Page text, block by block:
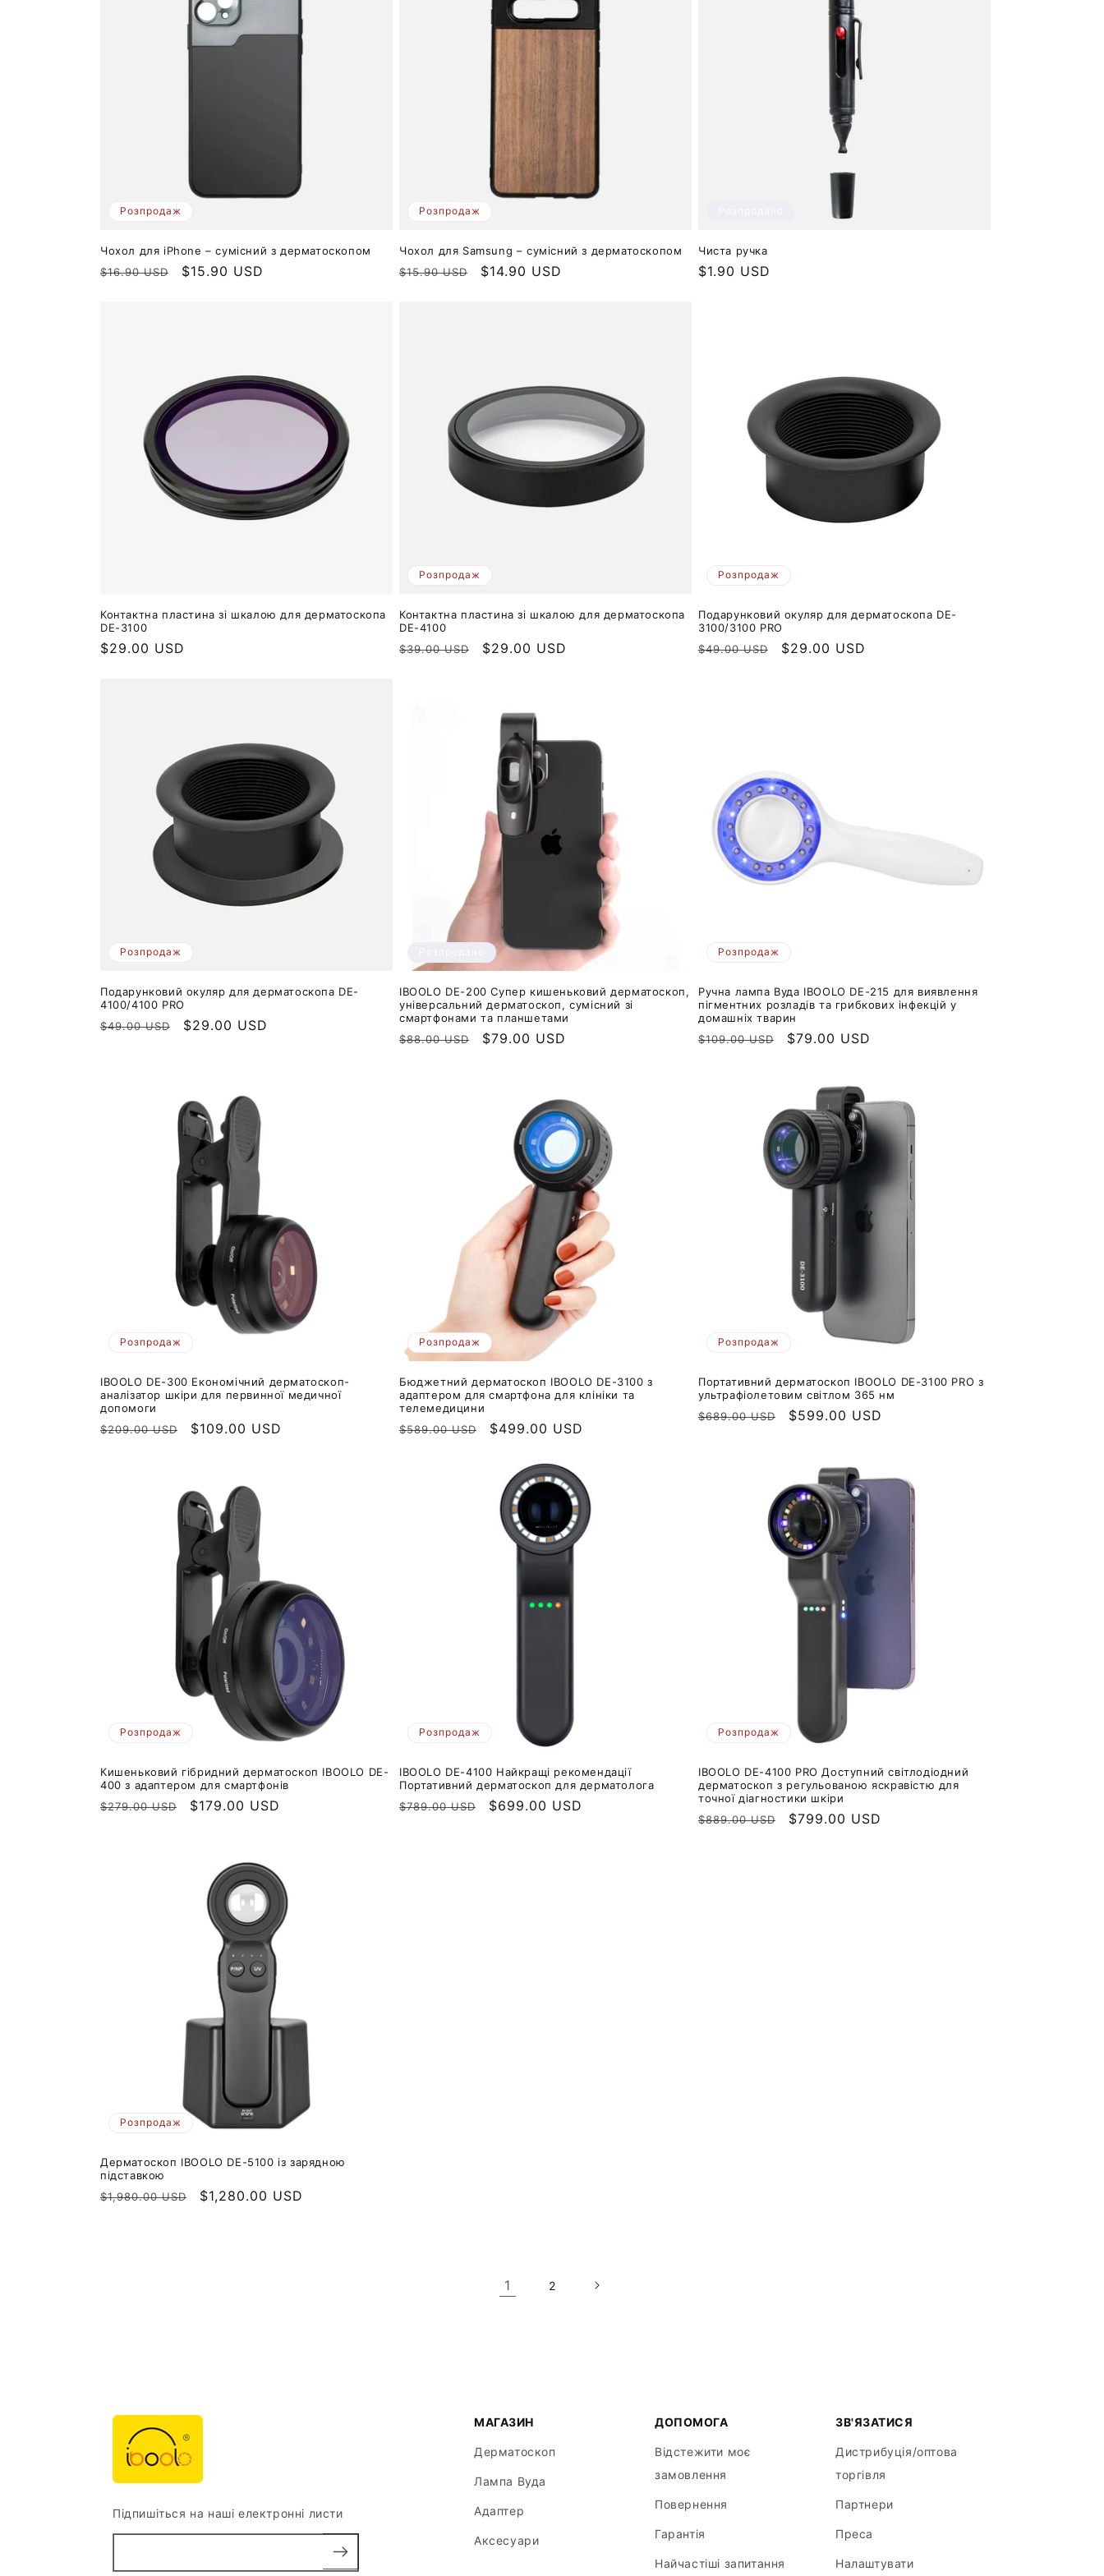
Розпродаж
Чохол для iPhone – сумісний з дерматоскопом
Звичайна
$16.90 USD
Ціна
$15.90 USD
Розпродаж
Чохол для Samsung – сумісний з дерматоскопом
Звичайна
$15.90 USD
Ціна
$14.90 USD
Чиста ручка
Звичайна
$1.90 USD
Контактна пластина зі шкалою для дерматоскопа
DE-3100
Звичайна
$29.00 USD
Розпродаж
Контактна пластина зі шкалою для дерматоскопа
DE-4100
Звичайна
$39.00 USD
Ціна
$29.00 USD
Розпродаж
Подарунковий окуляр для дерматоскопа DE-
3100/3100 PRO
Звичайна
$49.00 USD
Ціна
$29.00 USD
Розпродаж
Подарунковий окуляр для дерматоскопа DE-
4100/4100 PRO
Звичайна
$49.00 USD
Ціна
$29.00 USD
IBOOLO DE-200 Супер кишеньковий дерматоскоп,
універсальний дерматоскоп, сумісний зі
смартфонами та планшетами
Звичайна
$88.00 USD
Ціна
$79.00 USD
Розпродаж
Ручна лампа Вуда IBOOLO DE-215 для виявлення
пігментних розладів та грибкових інфекцій у
домашніх тварин
Звичайна
$109.00 USD
Ціна
$79.00 USD
Розпродаж
IBOOLO DE-300 Економічний дерматоскоп-
аналізатор шкіри для первинної медичної
допомоги
Звичайна
$209.00 USD
Ціна
$109.00 USD
Розпродаж
Бюджетний дерматоскоп IBOOLO DE-3100 з
адаптером для смартфона для клініки та
телемедицини
Звичайна
$589.00 USD
Ціна
$499.00 USD
Розпродаж
Портативний дерматоскоп IBOOLO DE-3100 PRO з
ультрафіолетовим світлом 365 нм
Звичайна
$689.00 USD
Ціна
$599.00 USD
Розпродаж
Кишеньковий гібридний дерматоскоп IBOOLO DE-
400 з адаптером для смартфонів
Звичайна
$279.00 USD
Ціна
$179.00 USD
Розпродаж
IBOOLO DE-4100 Найкращі рекомендації
Портативний дерматоскоп для дерматолога
Звичайна
$789.00 USD
Ціна
$699.00 USD
Розпродаж
IBOOLO DE-4100 PRO Доступний світлодіодний
дерматоскоп з регульованою яскравістю для
точної діагностики шкіри
Звичайна
$889.00 USD
Ціна
$799.00 USD
Розпродаж
Дерматоскоп IBOOLO DE-5100 із зарядною
підставкою
Звичайна
$1,980.00 USD
Ціна
$1,280.00 USD
1 2
Підпишіться на наші електронні листи
МАГАЗИН
Дерматоскоп
Лампа Вуда
Адаптер
Аксесуари
ДОПОМОГА
Відстежити моє
замовлення
Повернення
Гарантія
Найчастіші запитання
ЗВ'ЯЗАТИСЯ
Дистрибуція/оптова
торгівля
Партнери
Преса
Налаштувати